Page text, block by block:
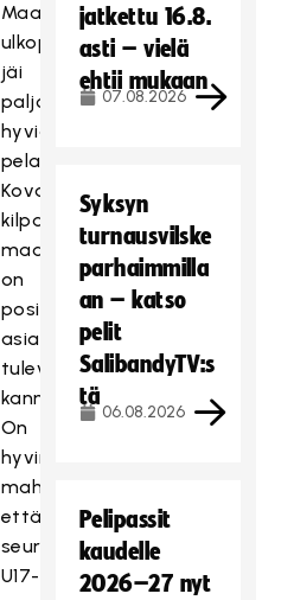
Maajoukkueleirin
ulkopuolelle
jäi
paljon
hyviä
pelaajia.
Kova
kilpailutilanne
maajoukkuepaikoista
on
positiivinen
asia
tulevaisuuden
kannalta.
On
hyvin
mahdollista,
että
seuraavaan
U17-
jatkettu 16.8.
asti – vielä
ehtii mukaan
07.08.2026
Syksyn
turnausvilske
parhaimmilla
an – katso
pelit
SalibandyTV:s
tä
06.08.2026
Pelipassit
kaudelle
2026–27 nyt